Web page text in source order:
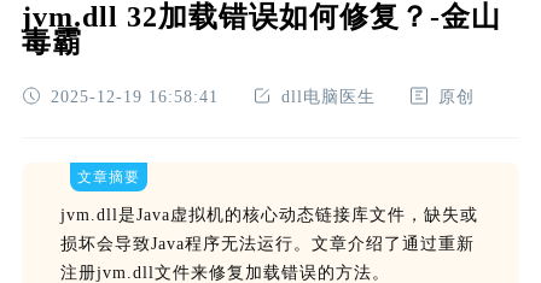
jvm.dll 32加载错误如何修复？-金山
毒霸
2025-12-19 16:58:41 dll电脑医生 原创
文章摘要
jvm.dll是Java虚拟机的核心动态链接库文件，缺失或
损坏会导致Java程序无法运行。文章介绍了通过重新
注册jvm.dll文件来修复加载错误的方法。